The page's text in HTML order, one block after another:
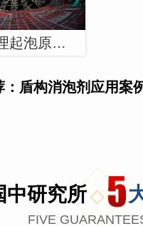
盾构土处理起泡原因，用什么方法消除泡沫？
：盾构消泡剂应用案
中研究所
FIVE